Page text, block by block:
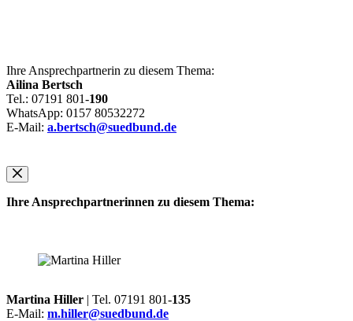
Ihre Ansprechpartnerin zu diesem Thema:
Ailina Bertsch
Tel.: 07191 801-190
WhatsApp: 0157 80532272
E-Mail: a.bertsch@suedbund.de
Ihre Ansprechpartnerinnen zu diesem Thema:
Martina Hiller | Tel. 07191 801-135
E-Mail: m.hiller@suedbund.de